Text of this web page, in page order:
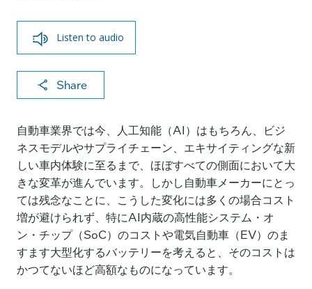
Listen to audio
Share
X
a
c
e
b
o
o
k
k
e
dI
n
ai
l
p
y
Li
n
k
自動車業界では今、人工知能（AI）はもちろん、ビジ
ネスモデルやサプライチェーン、エキサイティングな新
しい車内体験に至るまで、ほぼすべての側面において大
きな変革が進んでいます。しかし自動車メーカーにとっ
ては残念なことに、こうした変化には多くの場合コスト
増が避けられず、特にAI内蔵の高性能システム・オ
ン・チップ（SoC）のコストや電気自動車（EV）のま
すます大型化するバッテリーを考えると、そのコストは
かつてないほど高額なものになっています。